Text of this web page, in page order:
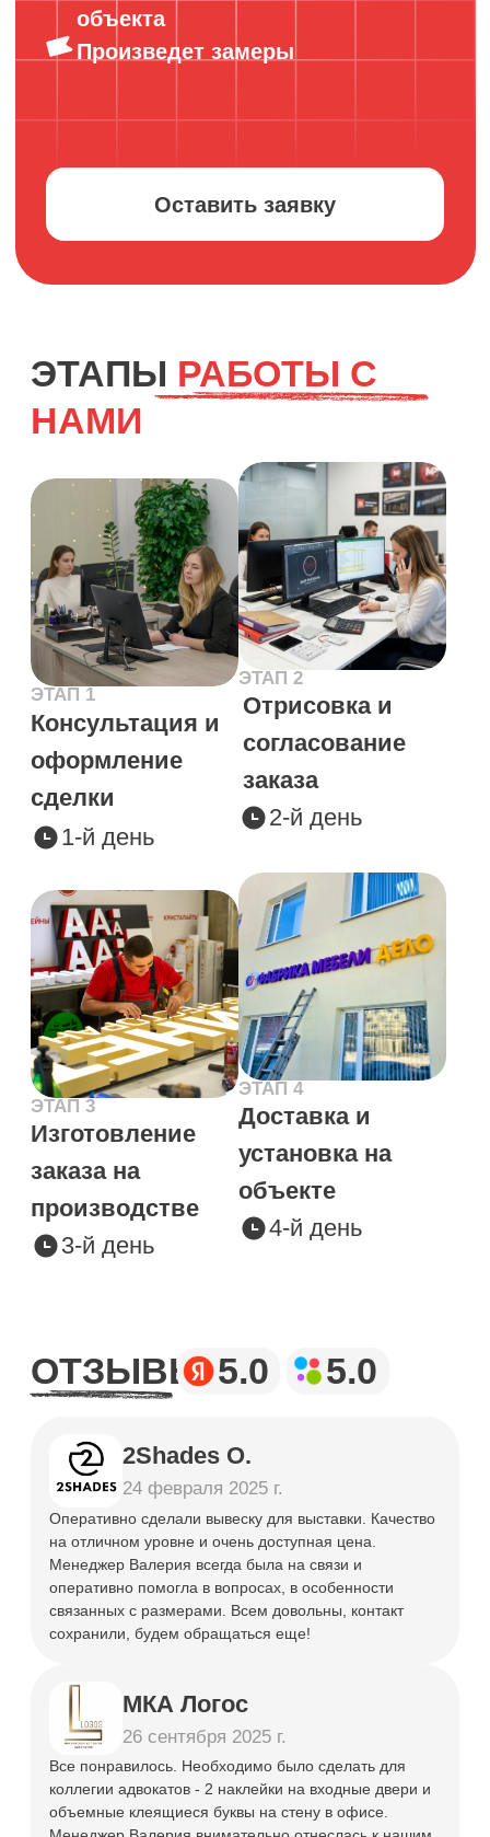
2Shades О.
на отличном уровне и очень доступная цена.
связанных с размерами. Всем довольны, контакт
сохранили, будем обращаться еще!
МКА Логос
Все понравилось. Необходимо было сделать для
подбирали цвет, размеры и прочее. Большое
спасибо!!!
Клиника неврологии
Хотим выразить благодарность за отличную работу
по изготовлению и монтажу наружной вывески для
нашей медицинской клиники! На всех этапах все
было профессионально: помогли определиться с
дизайном, учли все пожелания.
Kosa do poyasa
28 марта 2024 г.
Заказываю вывески для своих салонов только у этих
ребят! Все очень быстро, качественно, сотрудики
приветливы, всегда подскажут как лучше. В моем
случае, с момента разработки дизайна до установки
вывесок проходило не более 5 дней!
Татьяна Л.
Прям очень хорошая компания где работают
профессионалы своего дела. Всё чётко, по делу,
ответственно по срокам и человеческим языком
(доступно и ясно). Мне понравилось наше
Олег С.
29 марта 2025 г.
Все сделали профессионально от а и до я,
рекомендовали как будет лучше, делали все
необходимы поправки. Менеджер 100 раз все
проверила, установщик повел себя так же
профессионально. Отличная команда,
рекомендовал бы всем
ПОЧЕМУ
ВЫБИРАЮТ
МИР
РЕКЛАМЫ
Комплексный подход
Персональный сервис
Надежные поставщики
Все этапы создания рекламы мы
берем на себя, что освобождает
вас от необходимости
контролировать процесс.
разрабатываем индивидуальные
решения, поэтому ваша вывеска
будет работать на конкретные
современными стандартами
безопасности.